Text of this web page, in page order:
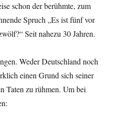
schon der berühmte, zum
Spruch „Es ist fünf vor
Seit nahezu 30 Jahren.
Weder Deutschland noch
einen Grund sich seiner
Taten zu rühmen. Um bei